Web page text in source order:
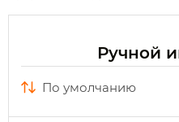
Ручной
по умолчанию